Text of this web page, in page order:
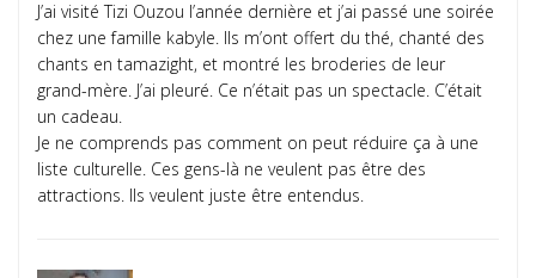
J’ai visité Tizi Ouzou l’année dernière et j’ai passé une soirée
chez une famille kabyle. Ils m’ont offert du thé, chanté des
chants en tamazight, et montré les broderies de leur
grand-mère. J’ai pleuré. Ce n’était pas un spectacle. C’était
un cadeau.
Je ne comprends pas comment on peut réduire ça à une
liste culturelle. Ces gens-là ne veulent pas être des
attractions. Ils veulent juste être entendus.